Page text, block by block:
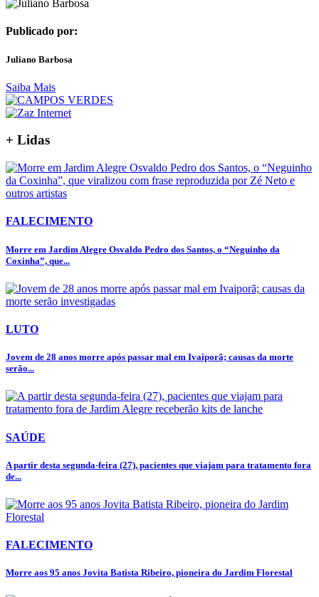
Publicado por:
Juliano Barbosa
Saiba Mais
+ Lidas
FALECIMENTO
Morre em Jardim Alegre Osvaldo Pedro dos Santos, o “Neguinho da
Coxinha”, que...
LUTO
Jovem de 28 anos morre após passar mal em Ivaiporã; causas da morte
serão...
SAÚDE
A partir desta segunda-feira (27), pacientes que viajam para tratamento fora
de...
FALECIMENTO
Morre aos 95 anos Jovita Batista Ribeiro, pioneira do Jardim Florestal